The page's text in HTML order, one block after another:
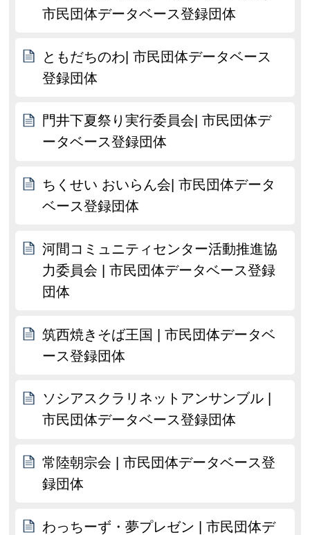
市民団体データベース登録団体
ともだちのわ| 市民団体データベース
登録団体
門井下夏祭り実行委員会| 市民団体デ
ータベース登録団体
ちくせい おいらん会| 市民団体データ
ベース登録団体
河間コミュニティセンター活動推進協
力委員会 | 市民団体データベース登録
団体
筑西焼きそば王国 | 市民団体データベ
ース登録団体
ソシアスクラリネットアンサンブル |
市民団体データベース登録団体
常陸朝宗会 | 市民団体データベース登
録団体
わっちーず・夢プレゼン | 市民団体デ